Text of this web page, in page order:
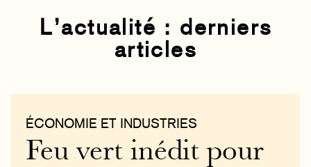
L’actualité : derniers
articles
ÉCONOMIE ET INDUSTRIES
Feu vert inédit pour